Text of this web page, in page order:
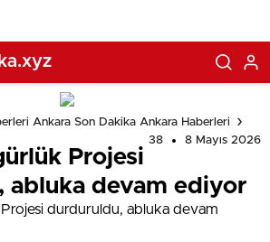
Ankara Son Dakika Ankara Haberleri
38
8 Mayıs 2026
Projesi
abluka devam ediyor